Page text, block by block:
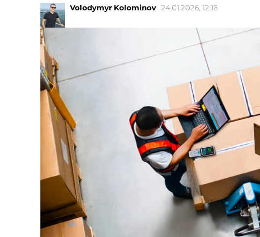
Volodymyr Kolominov 24.01.2026, 12:16